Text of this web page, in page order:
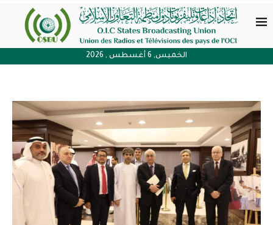
الخميس, 6 أغسطس , 2026